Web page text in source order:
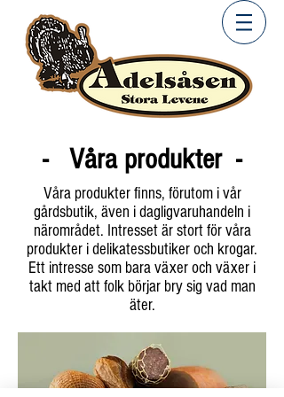
- Våra produkter -
Våra produkter finns, förutom i vår
gårdsbutik, även i dagligvaruhandeln i
närområdet. Intresset är stort för våra
produkter i delikatessbutiker och krogar.
Ett intresse som bara växer och växer i
takt med att folk börjar bry sig vad man
äter.